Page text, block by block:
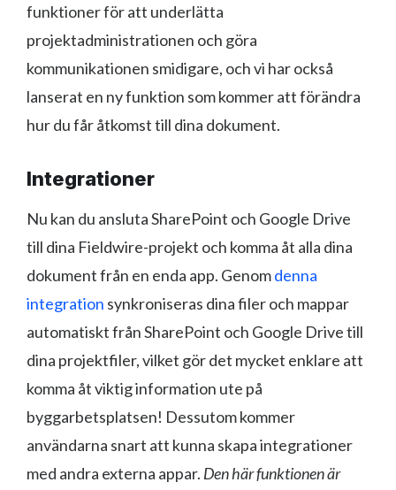
funktioner för att underlätta
projektadministrationen och göra
kommunikationen smidigare, och vi har också
lanserat en ny funktion som kommer att förändra
hur du får åtkomst till dina dokument.
Integrationer
Nu kan du ansluta SharePoint och Google Drive
till dina Fieldwire-projekt och komma åt alla dina
dokument från en enda app. Genomdenna
integration synkroniseras dina filer och mappar
automatiskt från SharePoint och Google Drive till
dina projektfiler, vilket gör det mycket enklare att
komma åt viktig information ute på
byggarbetsplatsen! Dessutom kommer
användarna snart att kunna skapa integrationer
med andra externa appar. Den här funktionen är